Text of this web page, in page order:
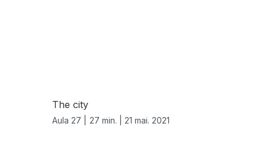
The city
Aula 27 | 27 min. | 21 mai. 2021